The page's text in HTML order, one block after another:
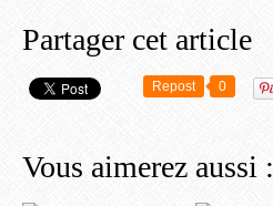
Partager cet article
Repost 0
Vous aimerez aussi :